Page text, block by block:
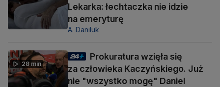
Lekarka: łechtaczka nie idzie
na emeryturę
A. Daniluk
28 min
Prokuratura wzięła się
za człowieka Kaczyńskiego. Już
nie "wszystko mogę" Daniel